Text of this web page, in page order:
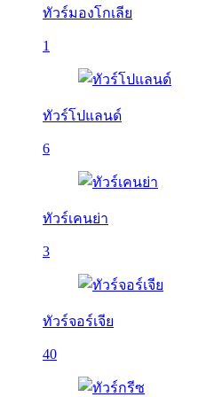
ทัวร์มองโกเลีย
1
ทัวร์โปแลนด์
6
ทัวร์เคนย่า
3
ทัวร์จอร์เจีย
40